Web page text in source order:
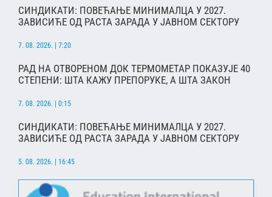
СИНДИКАТИ: ПОВЕЋАЊЕ МИНИМАЛЦА У 2027.
ЗАВИСИЋЕ ОД РАСТА ЗАРАДА У ЈАВНОМ СЕКТОРУ
7. 08. 2026. | 7:20
РАД НА ОТВОРЕНОМ ДОК ТЕРМОМЕТАР ПОКАЗУЈЕ 40
СТЕПЕНИ: ШТА КАЖУ ПРЕПОРУКЕ, А ШТА ЗАКОН
7. 08. 2026. | 0:15
СИНДИКАТИ: ПОВЕЋАЊЕ МИНИМАЛЦА У 2027.
ЗАВИСИЋЕ ОД РАСТА ЗАРАДА У ЈАВНОМ СЕКТОРУ
5. 08. 2026. | 16:45